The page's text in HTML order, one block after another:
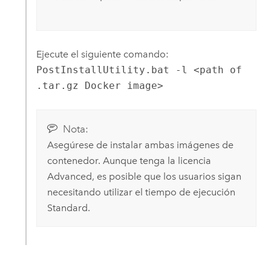
Ejecute el siguiente comando:
PostInstallUtility.bat -l <path of
.tar.gz Docker image>
Nota:
Asegúrese de instalar ambas imágenes de
contenedor. Aunque tenga la licencia
Advanced, es posible que los usuarios sigan
necesitando utilizar el tiempo de ejecución
Standard.